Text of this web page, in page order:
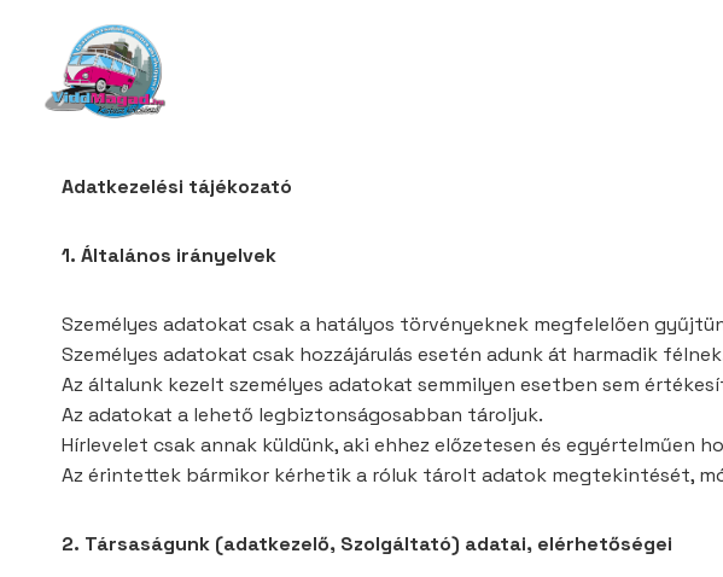
content
Adatkezelési tájékozató
1. Általános irányelvek
Személyes adatokat csak a hatályos törvényeknek megfelelően
Személyes adatokat csak hozzájárulás esetén adunk át harmadik
Az általunk kezelt személyes adatokat semmilyen esetben sem
Az adatokat a lehető legbiztonságosabban tároljuk.
Hírlevelet csak annak küldünk, aki ehhez előzetesen és egyértelműen
Az érintettek bármikor kérhetik a róluk tárolt adatok megtekintését,
2. Társaságunk (adatkezelő, Szolgáltató) adatai, elérhetőségei